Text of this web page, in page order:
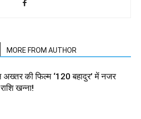
MORE FROM AUTHOR
अख्तर की फिल्म ‘120 बहादुर’ में नजर
खन्ना!